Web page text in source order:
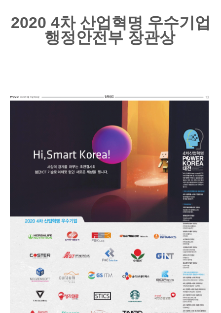
2020 4차 산업혁명 우수기업
행정안전부 장관상